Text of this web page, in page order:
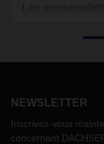
Pour la première
impressionnants.
déployée au sein
NEWSLETTER
Inscrivez-vous
concernant